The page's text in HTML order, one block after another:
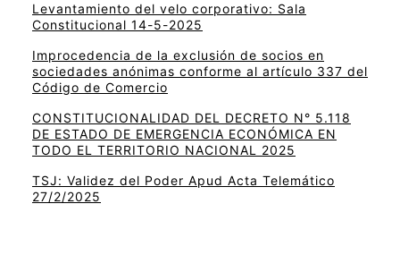
Levantamiento del velo corporativo: Sala
Constitucional 14-5-2025
Improcedencia de la exclusión de socios en
sociedades anónimas conforme al artículo 337 del
Código de Comercio
CONSTITUCIONALIDAD DEL DECRETO N° 5.118
DE ESTADO DE EMERGENCIA ECONÓMICA EN
TODO EL TERRITORIO NACIONAL 2025
TSJ: Validez del Poder Apud Acta Telemático
27/2/2025